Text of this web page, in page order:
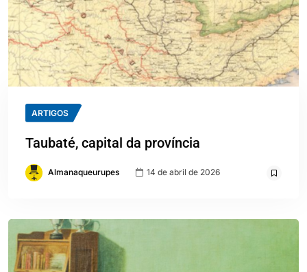
ARTIGOS
Taubaté, capital da província
Almanaqueurupes 14 de abril de 2026